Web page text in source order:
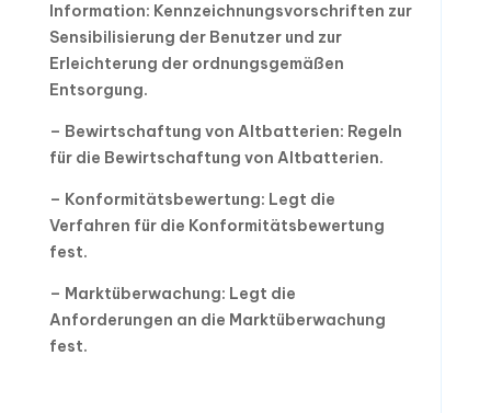
Information: Kennzeichnungsvorschriften zur
Sensibilisierung der Benutzer und zur
Erleichterung der ordnungsgemäßen
Entsorgung.
– Bewirtschaftung von Altbatterien: Regeln
für die Bewirtschaftung von Altbatterien.
– Konformitätsbewertung: Legt die
Verfahren für die Konformitätsbewertung
fest.
– Marktüberwachung: Legt die
Anforderungen an die Marktüberwachung
fest.